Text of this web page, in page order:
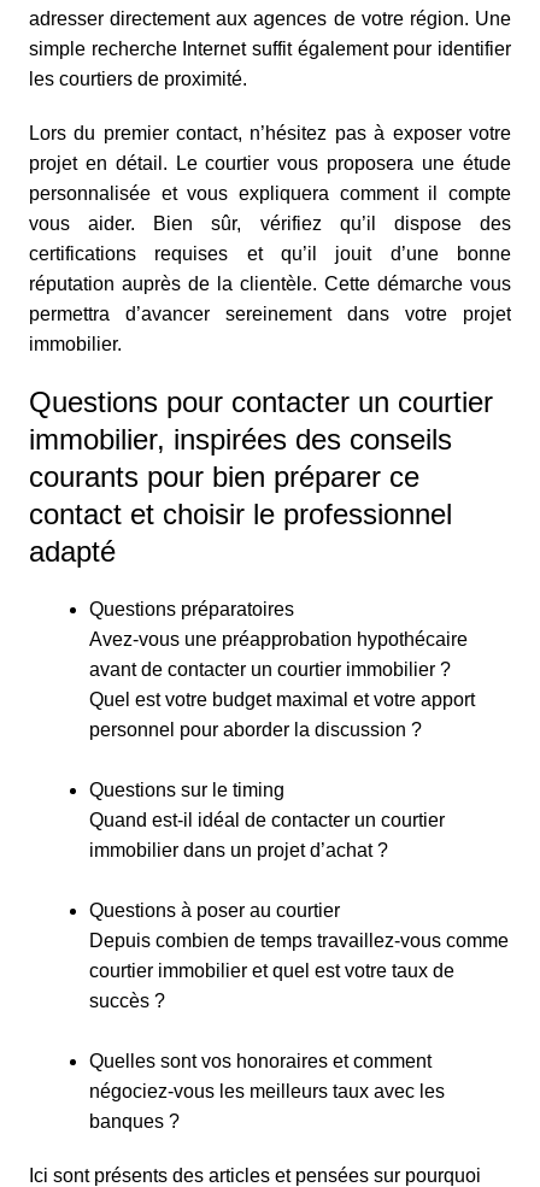
adresser directement aux agences de votre région. Une
simple recherche Internet suffit également pour identifier
les courtiers de proximité.
Lors du premier contact, n’hésitez pas à exposer votre
projet en détail. Le courtier vous proposera une étude
personnalisée et vous expliquera comment il compte
vous aider. Bien sûr, vérifiez qu’il dispose des
certifications requises et qu’il jouit d’une bonne
réputation auprès de la clientèle. Cette démarche vous
permettra d’avancer sereinement dans votre projet
immobilier.
Questions pour contacter un courtier
immobilier, inspirées des conseils
courants pour bien préparer ce
contact et choisir le professionnel
adapté
Questions préparatoires
Avez-vous une préapprobation hypothécaire
avant de contacter un courtier immobilier ?
​Quel est votre budget maximal et votre apport
personnel pour aborder la discussion ?
Questions sur le timing
Quand est-il idéal de contacter un courtier
immobilier dans un projet d’achat ?
Questions à poser au courtier
Depuis combien de temps travaillez-vous comme
courtier immobilier et quel est votre taux de
succès ?
Quelles sont vos honoraires et comment
négociez-vous les meilleurs taux avec les
banques ?
Ici sont présents des articles et pensées sur pourquoi